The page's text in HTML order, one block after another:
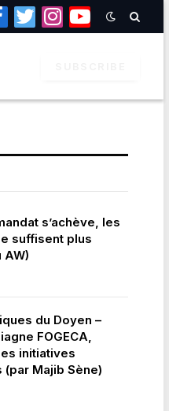
TwitterInstagramYouTube
s’achève, les
suffisent plus
AW)
du Doyen –
FOGECA,
initiatives
(par Majib Sène)